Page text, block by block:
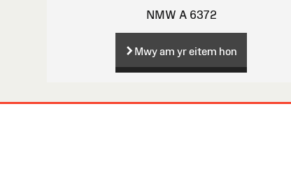
NMW A 6372
Mwy am yr eitem hon